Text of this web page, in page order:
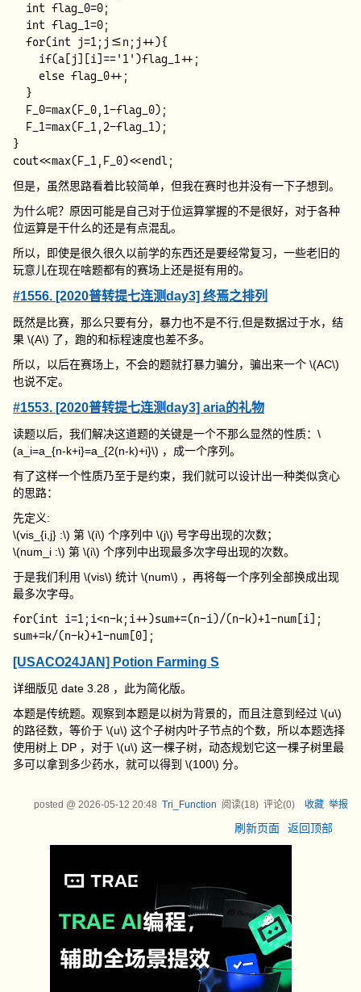
  int flag_0=0;
  int flag_1=0;
  for(int j=1;j<=n;j++){
    if(a[j][i]=='1')flag_1++;
    else flag_0++;
  }
  F_0=max(F_0,1-flag_0);
  F_1=max(F_1,2-flag_1);
}
但是，虽然思路看着比较简单，但我在赛时也并没有一下子想到。
为什么呢？原因可能是自己对于位运算掌握的不是很好，对于各种
位运算是干什么的还是有点混乱。
所以，即使是很久很久以前学的东西还是要经常复习，一些老旧的
玩意儿在现在啥题都有的赛场上还是挺有用的。
#1556. [2020普转提七连测day3] 终焉之排列
既然是比赛，那么只要有分，暴力也不是不行,但是数据过于水，结
果\(A\) 了，跑的和标程速度也差不多。
所以，以后在赛场上，不会的题就打暴力骗分，骗出来一个\(AC\)
也说不定。
#1553. [2020普转提七连测day3] aria的礼物
读题以后，我们解决这道题的关键是一个不那么显然的性质：\
(a_i=a_{n-k+i}=a_{2(n-k)+i}\) ，成一个序列。
有了这样一个性质乃至于是约束，我们就可以设计出一种类似贪心
的思路：
先定义:
\(vis_{i,j} :\) 第\(i\) 个序列中\(j\) 号字母出现的次数；
\(num_i :\) 第\(i\) 个序列中出现最多次字母出现的次数。
于是我们利用\(vis\) 统计\(num\) ，再将每一个序列全部换成出现
最多次字母。
for(int i=1;i<n-k;i++)sum+=(n-i)/(n-k)+1-num[i];
[USACO24JAN] Potion Farming S
详细版见date 3.28 ，此为简化版。
本题是传统题。观察到本题是以树为背景的，而且注意到经过\(u\)
的路径数，等价于\(u\) 这个子树内叶子节点的个数，所以本题选择
使用树上 DP ，对于\(u\) 这一棵子树，动态规划它这一棵子树里最
多可以拿到多少药水，就可以得到\(100\) 分。
posted @ 2026-05-12 20:48 Tri_Function 阅读(18) 评论(0) 收藏 举报
刷新页面 返回顶部